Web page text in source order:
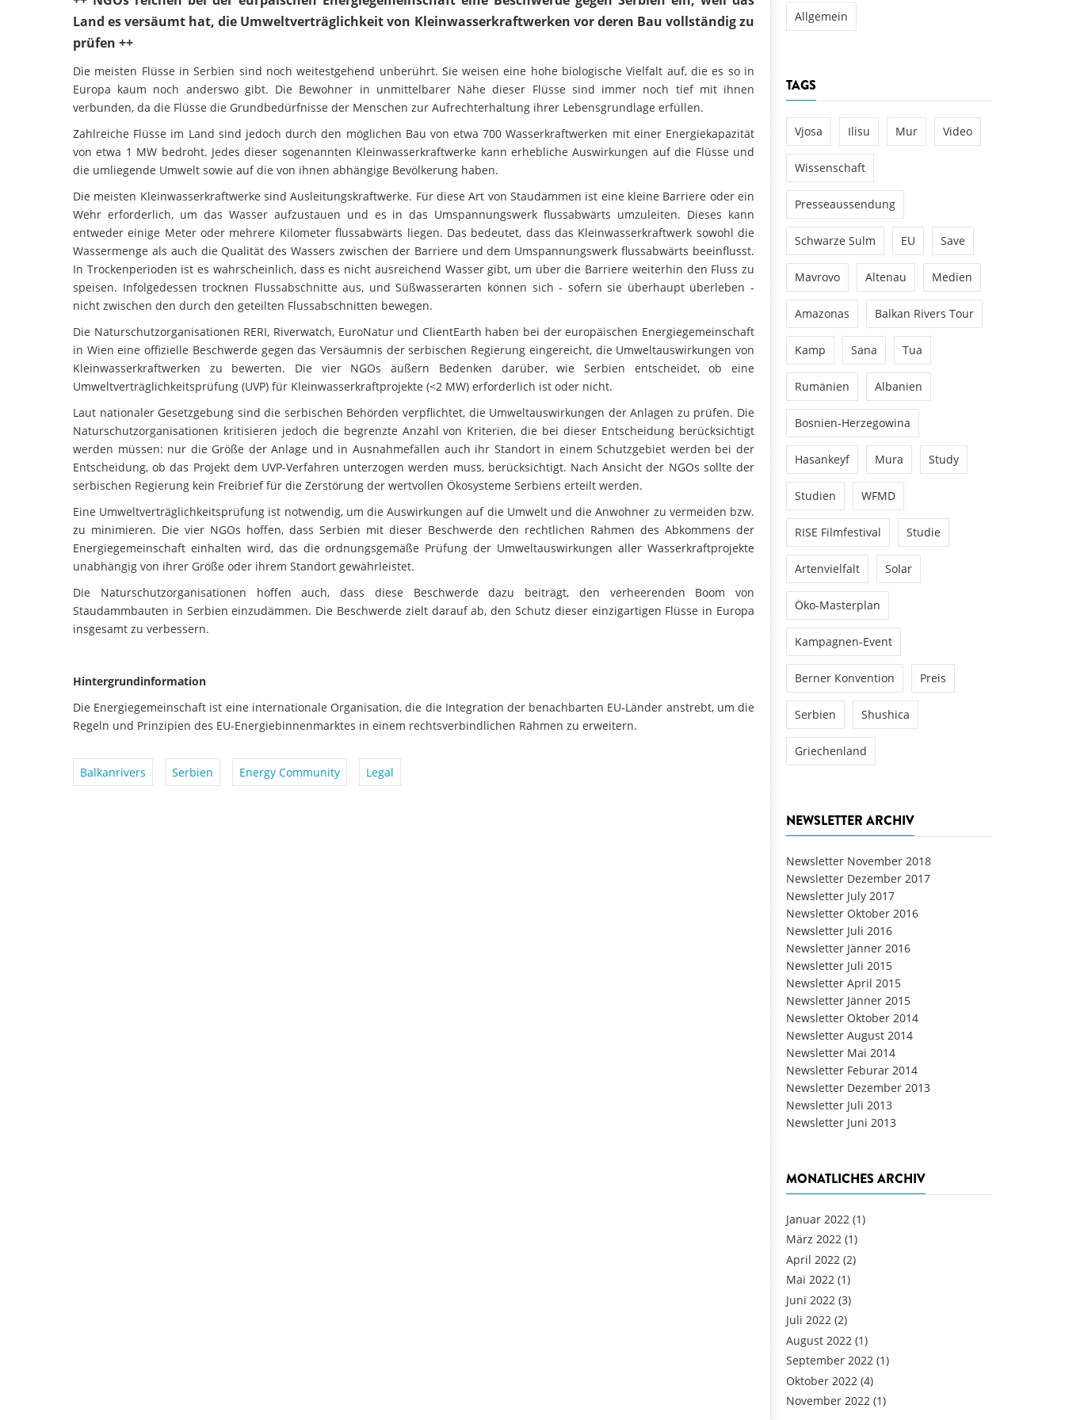
Land es versäumt hat, die Umweltverträglichkeit von Kleinwasserkraftwerken vor deren Bau vollständig zu
prüfen ++
Die meisten Flüsse in Serbien sind noch weitestgehend unberührt. Sie weisen eine hohe biologische Vielfalt auf, die es so in
Europa kaum noch anderswo gibt. Die Bewohner in unmittelbarer Nähe dieser Flüsse sind immer noch tief mit ihnen
verbunden, da die Flüsse die Grundbedürfnisse der Menschen zur Aufrechterhaltung ihrer Lebensgrundlage erfüllen.
Zahlreiche Flüsse im Land sind jedoch durch den möglichen Bau von etwa 700 Wasserkraftwerken mit einer Energiekapazität
von etwa 1 MW bedroht. Jedes dieser sogenannten Kleinwasserkraftwerke kann erhebliche Auswirkungen auf die Flüsse und
die umliegende Umwelt sowie auf die von ihnen abhängige Bevölkerung haben.
Die meisten Kleinwasserkraftwerke sind Ausleitungskraftwerke. Für diese Art von Staudämmen ist eine kleine Barriere oder ein
Wehr erforderlich, um das Wasser aufzustauen und es in das Umspannungswerk flussabwärts umzuleiten. Dieses kann
entweder einige Meter oder mehrere Kilometer flussabwärts liegen. Das bedeutet, dass das Kleinwasserkraftwerk sowohl die
Wassermenge als auch die Qualität des Wassers zwischen der Barriere und dem Umspannungswerk flussabwärts beeinflusst.
In Trockenperioden ist es wahrscheinlich, dass es nicht ausreichend Wasser gibt, um über die Barriere weiterhin den Fluss zu
speisen. Infolgedessen trocknen Flussabschnitte aus, und Süßwasserarten können sich - sofern sie überhaupt überleben -
nicht zwischen den durch den geteilten Flussabschnitten bewegen.
Die Naturschutzorganisationen RERI, Riverwatch, EuroNatur und ClientEarth haben bei der europäischen Energiegemeinschaft
in Wien eine offizielle Beschwerde gegen das Versäumnis der serbischen Regierung eingereicht, die Umweltauswirkungen von
Kleinwasserkraftwerken zu bewerten. Die vier NGOs äußern Bedenken darüber, wie Serbien entscheidet, ob eine
Umweltverträglichkeitsprüfung (UVP) für Kleinwasserkraftprojekte (<2 MW) erforderlich ist oder nicht.
Laut nationaler Gesetzgebung sind die serbischen Behörden verpflichtet, die Umweltauswirkungen der Anlagen zu prüfen. Die
Naturschutzorganisationen kritisieren jedoch die begrenzte Anzahl von Kriterien, die bei dieser Entscheidung berücksichtigt
werden müssen: nur die Größe der Anlage und in Ausnahmefällen auch ihr Standort in einem Schutzgebiet werden bei der
Entscheidung, ob das Projekt dem UVP-Verfahren unterzogen werden muss, berücksichtigt. Nach Ansicht der NGOs sollte der
serbischen Regierung kein Freibrief für die Zerstörung der wertvollen Ökosysteme Serbiens erteilt werden.
Eine Umweltverträglichkeitsprüfung ist notwendig, um die Auswirkungen auf die Umwelt und die Anwohner zu vermeiden bzw.
zu minimieren. Die vier NGOs hoffen, dass Serbien mit dieser Beschwerde den rechtlichen Rahmen des Abkommens der
Energiegemeinschaft einhalten wird, das die ordnungsgemäße Prüfung der Umweltauswirkungen aller Wasserkraftprojekte
unabhängig von ihrer Größe oder ihrem Standort gewährleistet.
Die Naturschutzorganisationen hoffen auch, dass diese Beschwerde dazu beiträgt, den verheerenden Boom von
Staudammbauten in Serbien einzudämmen. Die Beschwerde zielt darauf ab, den Schutz dieser einzigartigen Flüsse in Europa
insgesamt zu verbessern.
Hintergrundinformation
Die Energiegemeinschaft ist eine internationale Organisation, die die Integration der benachbarten EU-Länder anstrebt, um die
Regeln und Prinzipien des EU-Energiebinnenmarktes in einem rechtsverbindlichen Rahmen zu erweitern.
Balkanrivers Serbien Energy Community Legal
Allgemein
TAGS
Vjosa Ilisu Mur Video
Wissenschaft
Presseaussendung
Schwarze Sulm EU Save
Mavrovo Altenau Medien
Amazonas Balkan Rivers Tour
Kamp Sana Tua
Rumänien Albanien
Bosnien-Herzegowina
Hasankeyf Mura Study
Studien WFMD
RISE Filmfestival Studie
Artenvielfalt Solar
Öko-Masterplan
Kampagnen-Event
Berner Konvention Preis
Serbien Shushica
Griechenland
NEWSLETTER ARCHIV
Newsletter November 2018
Newsletter Dezember 2017
Newsletter July 2017
Newsletter Oktober 2016
Newsletter Juli 2016
Newsletter Jänner 2016
Newsletter Juli 2015
Newsletter April 2015
Newsletter Jänner 2015
Newsletter Oktober 2014
Newsletter August 2014
Newsletter Mai 2014
Newsletter Feburar 2014
Newsletter Dezember 2013
Newsletter Juli 2013
Newsletter Juni 2013
MONATLICHES ARCHIV
Januar 2022 (1)
März 2022 (1)
April 2022 (2)
Mai 2022 (1)
Juni 2022 (3)
Juli 2022 (2)
August 2022 (1)
September 2022 (1)
Oktober 2022 (4)
November 2022 (1)